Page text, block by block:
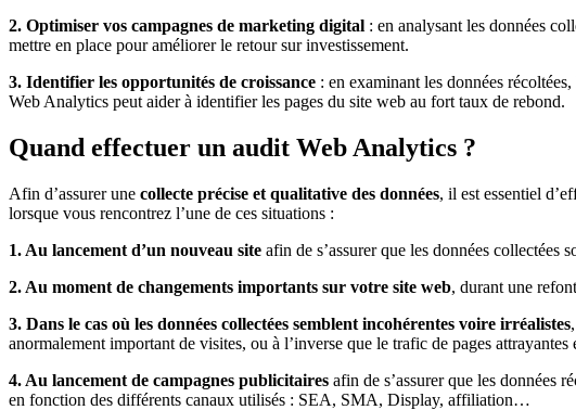
2. Optimiser vos campagnes de marketing digital : en analysant les données
mettre en place pour améliorer le retour sur investissement.
3. Identifier les opportunités de croissance : en examinant les données
Web Analytics peut aider à identifier les pages du site web au fort taux de rebond.
Quand effectuer un audit Web Analytics ?
Afin d’assurer une collecte précise et qualitative des données, il est essentiel
lorsque vous rencontrez l’une de ces situations :
1. Au lancement d’un nouveau site afin de s’assurer que les données
2. Au moment de changements importants sur votre site web, durant une
3. Dans le cas où les données collectées semblent incohérentes voire irréalistes
anormalement important de visites, ou à l’inverse que le trafic de pages attrayantes
4. Au lancement de campagnes publicitaires afin de s’assurer que les données
en fonction des différents canaux utilisés : SEA, SMA, Display, affiliation…